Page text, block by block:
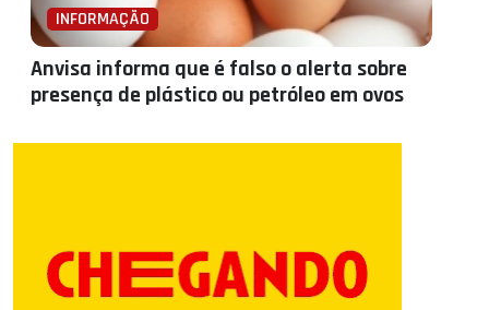
INFORMAÇÃO
Anvisa informa que é falso o alerta sobre
presença de plástico ou petróleo em ovos